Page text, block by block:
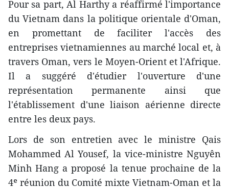
Pour sa part, Al Harthy a réaffirmé l'importance
du Vietnam dans la politique orientale d'Oman,
en promettant de faciliter l'accès des
entreprises vietnamiennes au marché local et, à
travers Oman, vers le Moyen-Orient et l'Afrique.
Il a suggéré d'étudier l'ouverture d'une
représentation permanente ainsi que
l'établissement d'une liaison aérienne directe
entre les deux pays.
Lors de son entretien avec le ministre Qais
Mohammed Al Yousef, la vice-ministre Nguyên
Minh Hang a proposé la tenue prochaine de la
4ᵉ réunion du Comité mixte Vietnam-Oman et la